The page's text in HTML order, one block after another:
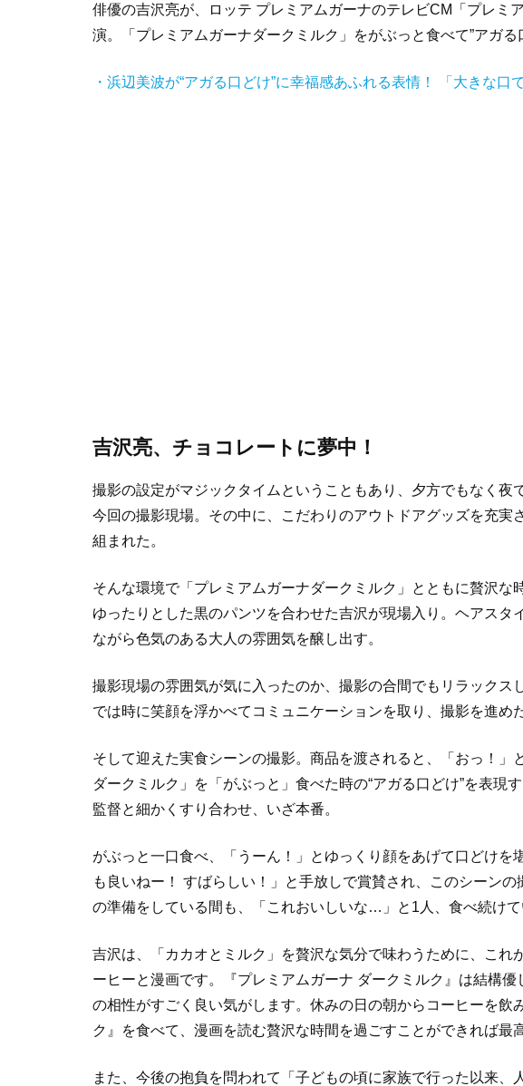
俳優の吉沢亮が、ロッテ プレミアムガーナのテレビCM「プレミ
演。「プレミアムガーナダークミルク」をがぶっと食べて”アガる
・浜辺美波が“アガる口どけ”に幸福感あふれる表情！ 「大きな口
吉沢亮、チョコレートに夢中！
撮影の設定がマジックタイムということもあり、夕方でもなく夜
今回の撮影現場。その中に、こだわりのアウトドアグッズを充実
組まれた。
そんな環境で「プレミアムガーナダークミルク」とともに贅沢な
ゆったりとした黒のパンツを合わせた吉沢が現場入り。ヘアスタ
ながら色気のある大人の雰囲気を醸し出す。
撮影現場の雰囲気が気に入ったのか、撮影の合間でもリラックス
では時に笑顔を浮かべてコミュニケーションを取り、撮影を進めた
そして迎えた実食シーンの撮影。商品を渡されると、「おっ！」
ダークミルク」を「がぶっと」食べた時の“アガる口どけ”を表現
監督と細かくすり合わせ、いざ本番。
がぶっと一口食べ、「うーん！」とゆっくり顔をあげて口どけを
も良いねー！ すばらしい！」と手放しで賞賛され、このシーン
の準備をしている間も、「これおいしいな…」と1人、食べ続けて
吉沢は、「カカオとミルク」を贅沢な気分で味わうために、これ
ーヒーと漫画です。『プレミアムガーナ ダークミルク』は結構
の相性がすごく良い気がします。休みの日の朝からコーヒーを飲
ク』を食べて、漫画を読む贅沢な時間を過ごすことができれば最
また、今後の抱負を問われて「子どもの頃に家族で行った以来、